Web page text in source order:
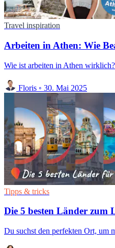
Travel inspiration
Arbeiten in Athen: Wie
Wie ist arbeiten in Athen
Floris ◦ 30. Mai 2025
Tipps & tricks
Die 5 besten Länder zum
Du suchst den perfekten Ort, um